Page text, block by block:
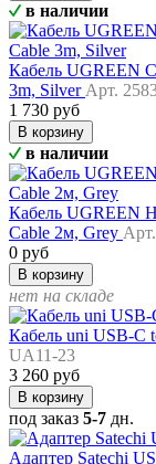
в наличии
Кабель UGREEN
3m, SilverАрт.
1 730 руб
В корзину
в наличии
Кабель UGREEN
Cable 2м, Grey Арт.
0 руб
В корзину
нет на складе
Кабель uni USB-C
UA11-23
3 260 руб
В корзину
под заказ 5-7 дн.
Адаптер Satechi